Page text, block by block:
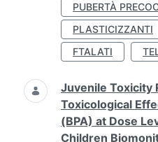
PUBERTÀ
PLASTICIZZANTI
FTALATI
Juvenile Toxicity
Toxicological
(BPA) at Dose
Children